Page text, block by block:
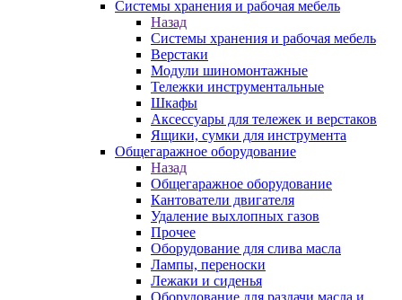
Системы хранения и рабочая мебель
Назад
Системы хранения и рабочая мебель
Верстаки
Модули шиномонтажные
Тележки инструментальные
Шкафы
Аксессуары для тележек и верстаков
Ящики, сумки для инструмента
Общегаражное оборудование
Назад
Общегаражное оборудование
Кантователи двигателя
Удаление выхлопных газов
Прочее
Оборудование для слива масла
Лампы, переноски
Лежаки и сиденья
Оборудование для раздачи масла и